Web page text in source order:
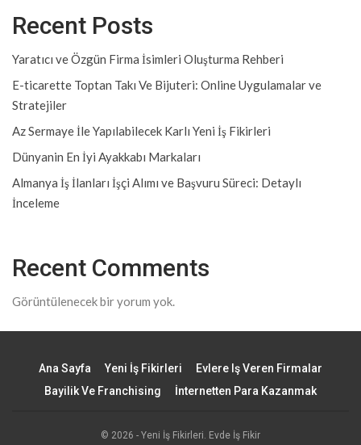
Recent Posts
Yaratıcı ve Özgün Firma İsimleri Oluşturma Rehberi
E-ticarette Toptan Takı Ve Bijuteri: Online Uygulamalar ve
Stratejiler
Az Sermaye İle Yapılabilecek Karlı Yeni İş Fikirleri
Dünyanin En İyi Ayakkabı Markaları
Almanya İş İlanları İşçi Alımı ve Başvuru Süreci: Detaylı
İnceleme
Recent Comments
Görüntülenecek bir yorum yok.
Ana Sayfa Yeni İş Fikirleri
Evlere Iş Veren Firmalar
Bayilik Ve Franchising
İnternetten Para Kazanmak
© 2026 - Yeni İş Fikirleri. Evde İş Fikir